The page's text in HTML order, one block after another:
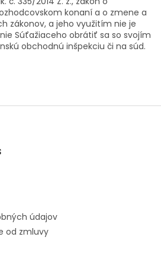
konaní a o zmene a
zákonov, a jeho využitím nie je
Súťažiaceho obrátiť sa so svojím
obchodnú inšpekciu či na súd.
údajov
od zmluvy